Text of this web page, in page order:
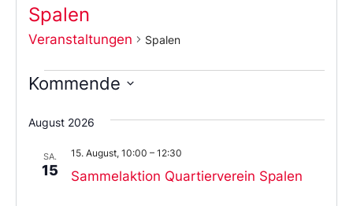
Spalen
Veranstaltungen Spalen
Kommende
Sie
das
aus.
August 2026
SA.
15 Sammelaktion Quartierverein Spalen
15. August, 10:00 – 12:30